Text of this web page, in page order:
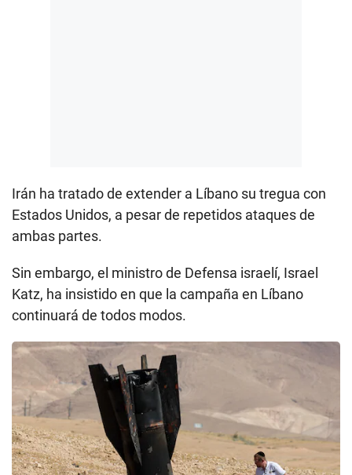
Irán ha tratado de extender a Líbano su tregua con
Estados Unidos, a pesar de repetidos ataques de
ambas partes.
Sin embargo, el ministro de Defensa israelí, Israel
Katz, ha insistido en que la campaña en Líbano
continuará de todos modos.